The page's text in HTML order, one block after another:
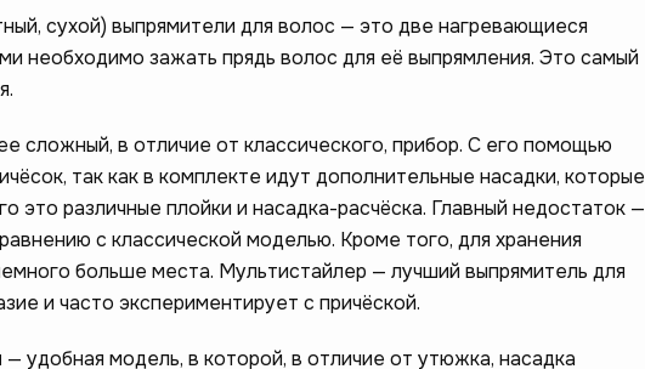
сухой) выпрямители для волос — это две нагревающиеся
необходимо зажать прядь волос для её выпрямления. Это самый
сложный, в отличие от классического, прибор. С его помощью
так как в комплекте идут дополнительные насадки, которые
это различные плойки и насадка-расчёска. Главный недостаток —
с классической моделью. Кроме того, для хранения
больше места. Мультистайлер — лучший выпрямитель для
и часто экспериментирует с причёской.
— удобная модель, в которой, в отличие от утюжка, насадка